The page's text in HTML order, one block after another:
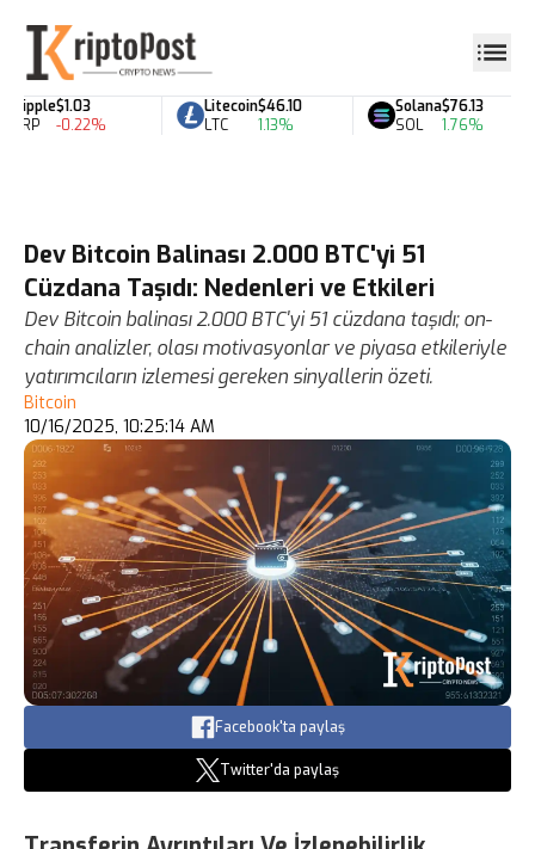
Ripple
XRP
$1.03
-0.22%
Litecoin
LTC
$46.10
1.13%
Solana
SOL
$76.13
1.76%
Dev Bitcoin Balinası 2.000 BTC'yi 51
Cüzdana Taşıdı: Nedenleri ve Etkileri
Dev Bitcoin balinası 2.000 BTC'yi 51 cüzdana taşıdı; on-
chain analizler, olası motivasyonlar ve piyasa etkileriyle
yatırımcıların izlemesi gereken sinyallerin özeti.
Bitcoin
10/16/2025, 10:25:14 AM
Facebook'ta paylaş
Twitter'da paylaş